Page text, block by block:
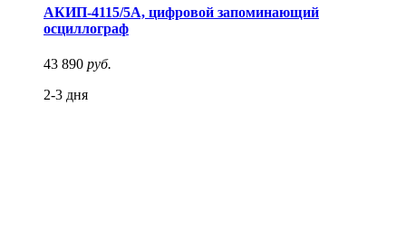
АКИП-4115/5А, цифровой запоминающий
осциллограф
43 890 руб.
2-3 дня